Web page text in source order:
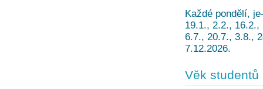
Každé pondělí,
19.1., 2.2.,
6.7., 20.7., 3.8.,
7.12.2026.
Věk studentů